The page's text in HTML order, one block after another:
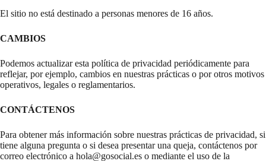
El sitio no está destinado a personas menores de 16 años.
CAMBIOS
Podemos actualizar esta política de privacidad periódicamente para
reflejar, por ejemplo, cambios en nuestras prácticas o por otros motivos
operativos, legales o reglamentarios.
CONTÁCTENOS
Para obtener más información sobre nuestras prácticas de privacidad, si
tiene alguna pregunta o si desea presentar una queja, contáctenos por
correo electrónico a hola@gosocial.es o mediante el uso de la